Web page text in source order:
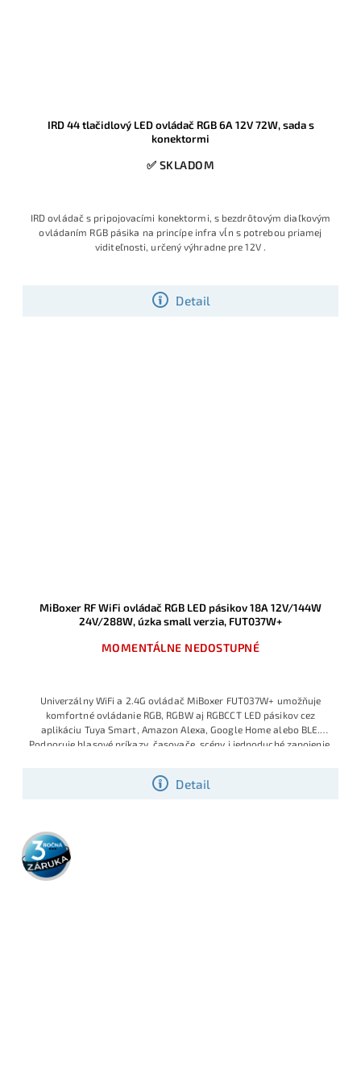
IRD 44 tlačidlový LED ovládač RGB 6A 12V 72W, sada s
konektormi
✅ SKLADOM
Detail
IRD ovládač s pripojovacími konektormi, s bezdrôtovým diaľkovým
ovládaním RGB pásika na princípe infra vĺn s potrebou priamej
viditeľnosti, určený výhradne pre 12V .
MiBoxer RF WiFi ovládač RGB LED pásikov 18A 12V/144W
24V/288W, úzka small verzia, FUT037W+
MOMENTÁLNE NEDOSTUPNÉ
Detail
Univerzálny WiFi a 2.4G ovládač MiBoxer FUT037W+ umožňuje
komfortné ovládanie RGB, RGBW aj RGBCCT LED pásikov cez
aplikáciu Tuya Smart, Amazon Alexa, Google Home alebo BLE.
Podporuje hlasové príkazy, časovače, scény i jednoduché zapojenie.
3 roky
záruka